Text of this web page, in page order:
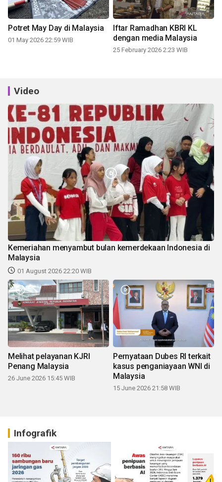
Potret May Day di Malaysia
01 May 2026 22:59 WIB
Iftar Ramadhan KBRI KL
dengan media Malaysia
25 February 2026 2:23 WIB
Video
Kemeriahan menyambut bulan kemerdekaan Indonesia di
Malaysia
01 August 2026 22:20 WIB
Melihat pelayanan KJRI
Penang Malaysia
26 June 2026 15:45 WIB
Pernyataan Dubes RI terkait
kasus penganiayaan WNI di
Malaysia
15 June 2026 21:58 WIB
Infografik